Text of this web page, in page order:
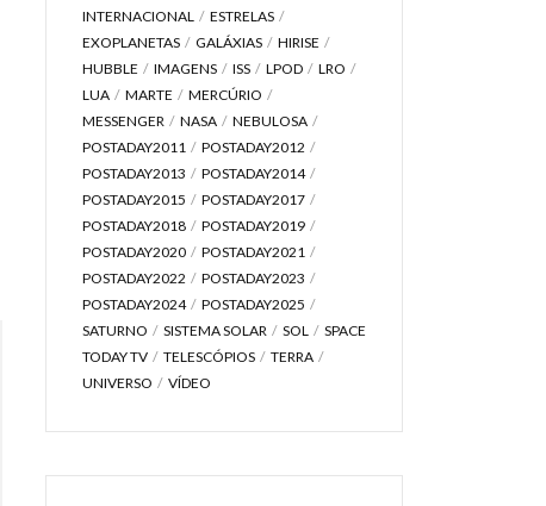
INTERNACIONAL
ESTRELAS
EXOPLANETAS
GALÁXIAS
HIRISE
HUBBLE
IMAGENS ISS LPOD
LRO
LUA
MARTE
MERCÚRIO
MESSENGER
NASA
NEBULOSA
POSTADAY2011
POSTADAY2012
POSTADAY2013
POSTADAY2014
POSTADAY2015
POSTADAY2017
POSTADAY2018
POSTADAY2019
POSTADAY2020
POSTADAY2021
POSTADAY2022
POSTADAY2023
POSTADAY2024
POSTADAY2025
SATURNO
SISTEMA SOLAR SOL
SPACE
TODAY TV
TELESCÓPIOS
TERRA
UNIVERSO
VÍDEO